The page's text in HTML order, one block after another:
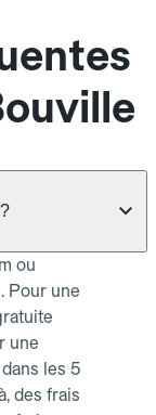
ou
Pour une
une
les 5
des frais